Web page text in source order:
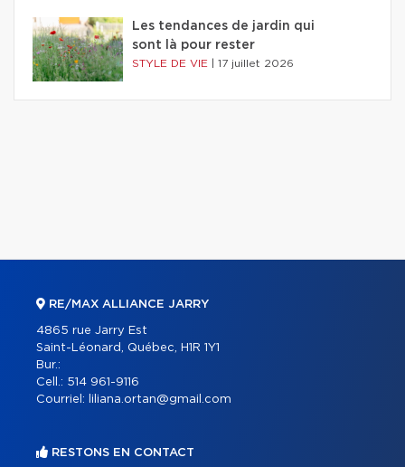
Les tendances de jardin qui
sont là pour rester
STYLE DE VIE 17 juillet 2026
RE/MAX ALLIANCE JARRY
4865 rue Jarry Est
Saint-Léonard, Québec, H1R 1Y1
Bur.:
Cell.: 514 961-9116
Courriel:
liliana.ortan@gmail.com
RESTONS EN CONTACT